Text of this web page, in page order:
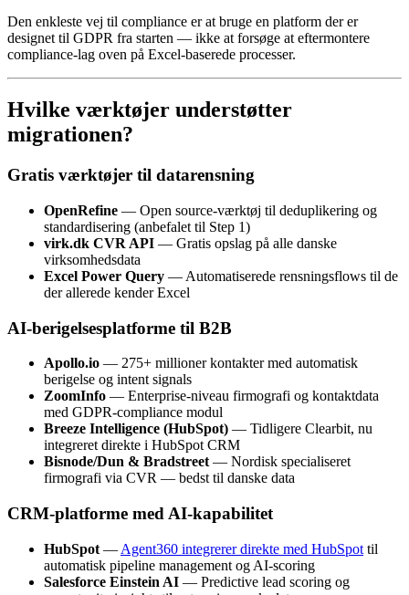
Den enkleste vej til compliance er at bruge en platform der er
designet til GDPR fra starten — ikke at forsøge at eftermontere
compliance-lag oven på Excel-baserede processer.
Hvilke værktøjer understøtter
migrationen?
Gratis værktøjer til datarensning
OpenRefine — Open source-værktøj til deduplikering og
standardisering (anbefalet til Step 1)
virk.dk CVR API — Gratis opslag på alle danske
virksomhedsdata
Excel Power Query — Automatiserede rensningsflows til de
der allerede kender Excel
AI-berigelsesplatforme til B2B
Apollo.io — 275+ millioner kontakter med automatisk
berigelse og intent signals
ZoomInfo — Enterprise-niveau firmografi og kontaktdata
med GDPR-compliance modul
Breeze Intelligence (HubSpot) — Tidligere Clearbit, nu
integreret direkte i HubSpot CRM
Bisnode/Dun & Bradstreet — Nordisk specialiseret
firmografi via CVR — bedst til danske data
CRM-platforme med AI-kapabilitet
HubSpot — Agent360 integrerer direkte med HubSpot til
automatisk pipeline management og AI-scoring
Salesforce Einstein AI — Predictive lead scoring og